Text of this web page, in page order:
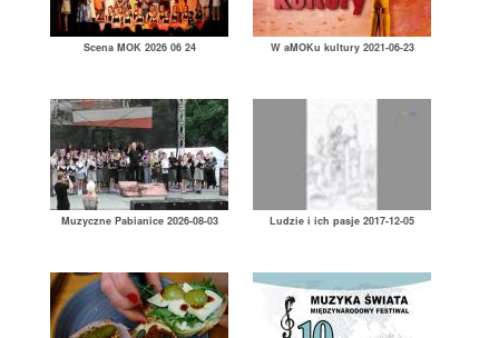
Scena MOK 2026 06 24 W aMOKu kultury 2021-06-23
Muzyczne Pabianice 2026-08-03 Ludzie i ich pasje 2017-12-05